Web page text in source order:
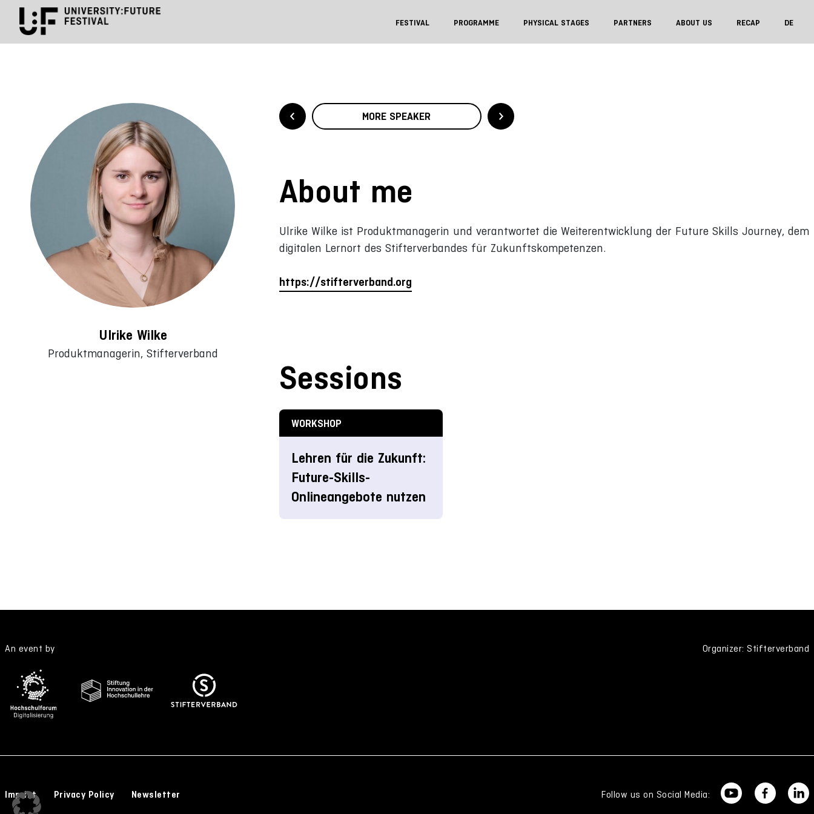
FESTIVAL PROGRAMME PHYSICAL STAGES PARTNERS ABOUT US RECAP DE
Ulrike Wilke
Produktmanagerin, Stifterverband
MORE SPEAKER
About me
Ulrike Wilke ist Produktmanagerin und verantwortet die Weiterentwicklung der Future Skills Journey, dem
digitalen Lernort des Stifterverbandes für Zukunftskompetenzen.
https://stifterverband.org
Sessions
WORKSHOP
Lehren für die Zukunft:
Future-Skills-
Onlineangebote nutzen
An event by Organizer: Stifterverband
Imprint Privacy Policy Newsletter Follow us on Social Media: